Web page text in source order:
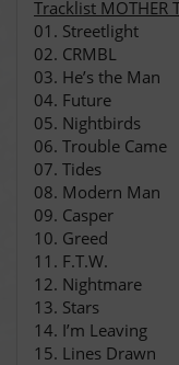
Tracklist MOTHER
01. Streetlight
02. CRMBL
03. He’s the Man
04. Future
05. Nightbirds
06. Trouble Came
07. Tides
08. Modern Man
09. Casper
10. Greed
11. F.T.W.
12. Nightmare
13. Stars
14. I’m Leaving
15. Lines Drawn